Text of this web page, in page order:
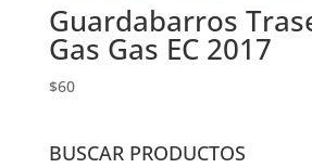
Guardabarros
Gas Gas EC 2017
$60
BUSCAR PRODUCTOS